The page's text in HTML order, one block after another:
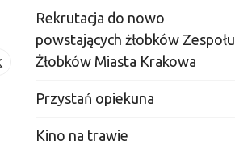
Rekrutacja do nowo
powstających żłobków Zespołu
Żłobków Miasta Krakowa
Przystań opiekuna
Kino na trawie